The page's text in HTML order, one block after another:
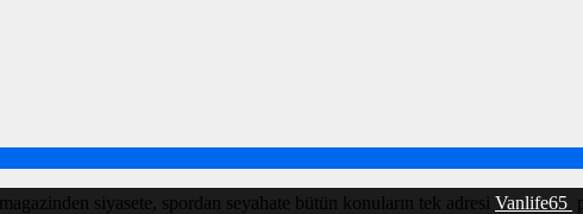
siyasete, spordan seyahate bütün konuların tek adresi Vanlife65